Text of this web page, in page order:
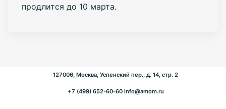
продлится до 10 марта.
127006, Москва, Успенский пер., д. 14, стр. 2
+7 (499) 652-60-60 info@amom.ru